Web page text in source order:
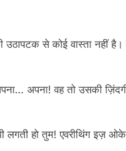
से कोई वास्ता नहीं
अपना! वह तो उसकी
लगती हो तुम! एवरीथिंग इज़